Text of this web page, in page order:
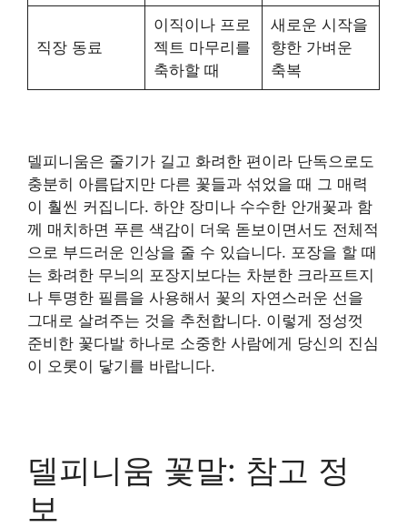
직장 동료
이직이나 프로
젝트 마무리를
축하할 때
새로운 시작을
향한 가벼운
축복
델피니움은 줄기가 길고 화려한 편이라 단독으로도
충분히 아름답지만 다른 꽃들과 섞었을 때 그 매력
이 훨씬 커집니다. 하얀 장미나 수수한 안개꽃과 함
께 매치하면 푸른 색감이 더욱 돋보이면서도 전체적
으로 부드러운 인상을 줄 수 있습니다. 포장을 할 때
는 화려한 무늬의 포장지보다는 차분한 크라프트지
나 투명한 필름을 사용해서 꽃의 자연스러운 선을
그대로 살려주는 것을 추천합니다. 이렇게 정성껏
준비한 꽃다발 하나로 소중한 사람에게 당신의 진심
이 오롯이 닿기를 바랍니다.
델피니움 꽃말: 참고 정
보